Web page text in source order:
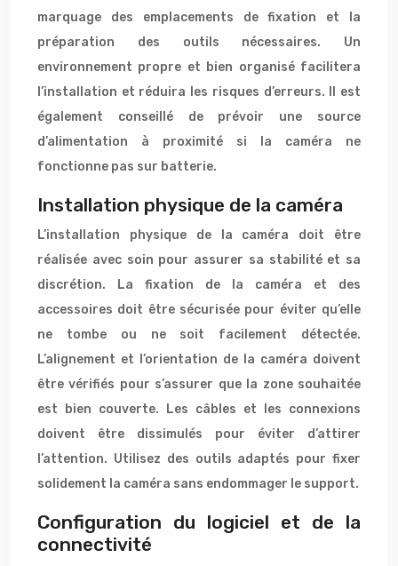
marquage des emplacements de fixation et la
préparation des outils nécessaires. Un
environnement propre et bien organisé facilitera
l’installation et réduira les risques d’erreurs. Il est
également conseillé de prévoir une source
d’alimentation à proximité si la caméra ne
fonctionne pas sur batterie.
Installation physique de la caméra
L’installation physique de la caméra doit être
réalisée avec soin pour assurer sa stabilité et sa
discrétion. La fixation de la caméra et des
accessoires doit être sécurisée pour éviter qu’elle
ne tombe ou ne soit facilement détectée.
L’alignement et l’orientation de la caméra doivent
être vérifiés pour s’assurer que la zone souhaitée
est bien couverte. Les câbles et les connexions
doivent être dissimulés pour éviter d’attirer
l’attention. Utilisez des outils adaptés pour fixer
solidement la caméra sans endommager le support.
Configuration du logiciel et de la
connectivité